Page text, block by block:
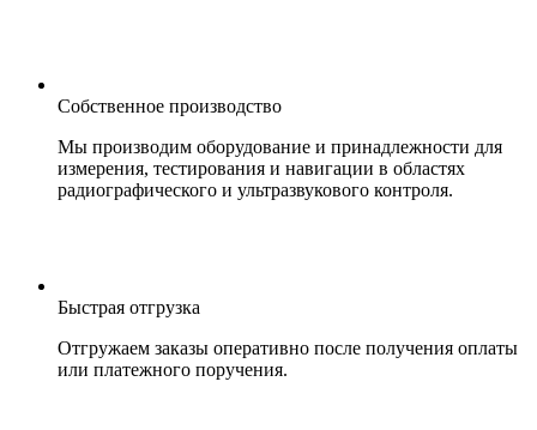
Собственное производство
Мы производим оборудование и принадлежности для
измерения, тестирования и навигации в областях
радиографического и ультразвукового контроля.
Быстрая отгрузка
Отгружаем заказы оперативно после получения оплаты
или платежного поручения.